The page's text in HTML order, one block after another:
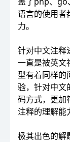
语言的使用者
力。
针对中文注释
一直是被英文
型有着同样的
验，针对中文
码方式，更加
注释的理解能
极其出色的解